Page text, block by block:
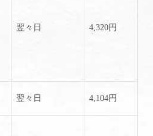
翌々日 4,320円
翌々日 4,104円